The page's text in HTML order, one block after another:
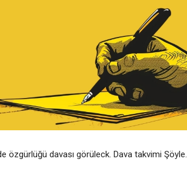
özgürlüğü davası görüleck. Dava takvimi Şöyle.